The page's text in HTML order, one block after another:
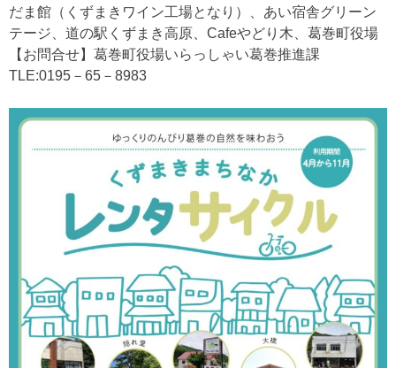
だま館（くずまきワイン工場となり）、あい宿舎グリーン
テージ、道の駅くずまき高原、Cafeやどり木、葛巻町役場
【お問合せ】葛巻町役場いらっしゃい葛巻推進課
TLE:0195－65－8983